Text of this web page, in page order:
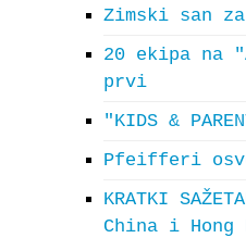
Zimski san
20 ekipa na
prvi
"KIDS &
Pfeifferi
KRATKI
China i Hong